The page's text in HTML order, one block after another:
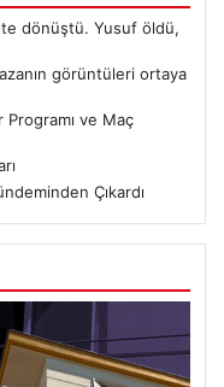
dönüştü. Yusuf öldü,
görüntüleri ortaya
ve Maç
Çıkardı